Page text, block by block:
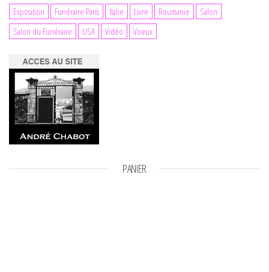
Exposition
Funéraire Paris Italie Livre Roumanie
Salon
Salon du Funéraire
USA Vidéo Voeux
PANIER